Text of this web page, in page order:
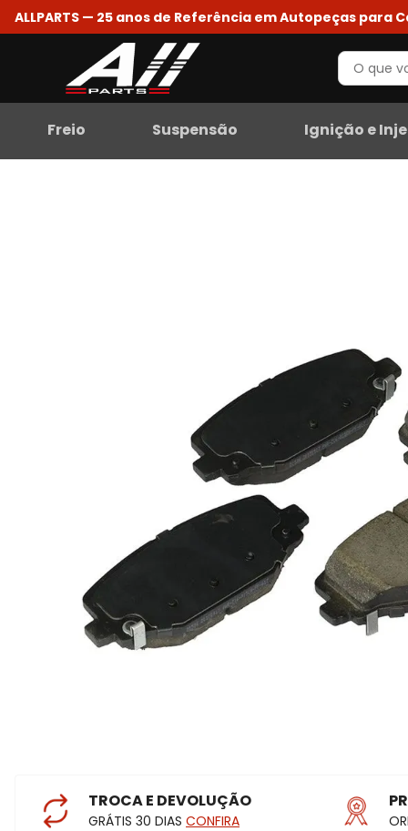
ALLPARTS — 25 anos de Referência em Autopeças para
Freio Suspensão Ignição e
TROCA E DEVOLUÇÃO
GRÁTIS 30 DIAS CONFIRA